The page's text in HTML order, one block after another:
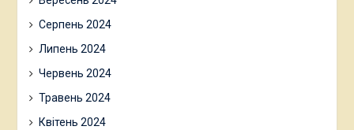
Серпень 2024
Липень 2024
Червень 2024
Травень 2024
Квітень 2024